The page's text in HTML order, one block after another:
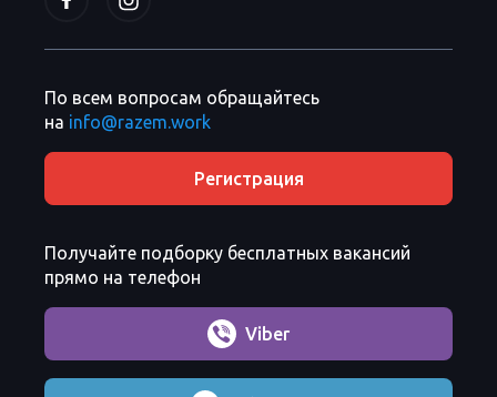
По всем вопросам обращайтесь
на info@razem.work
Регистрация
Получайте подборку бесплатных вакансий
прямо на телефон
Viber